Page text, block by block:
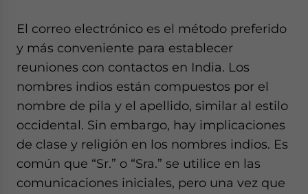
El correo electrónico es el método preferido
y más conveniente para establecer
reuniones con contactos en India. Los
nombres indios están compuestos por el
nombre de pila y el apellido, similar al estilo
occidental. Sin embargo, hay implicaciones
de clase y religión en los nombres indios. Es
común que “Sr.” o “Sra.” se utilice en las
comunicaciones iniciales, pero una vez que